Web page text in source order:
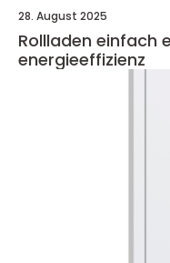
28. August 2025
Rollladen einfach
energieeffizienz